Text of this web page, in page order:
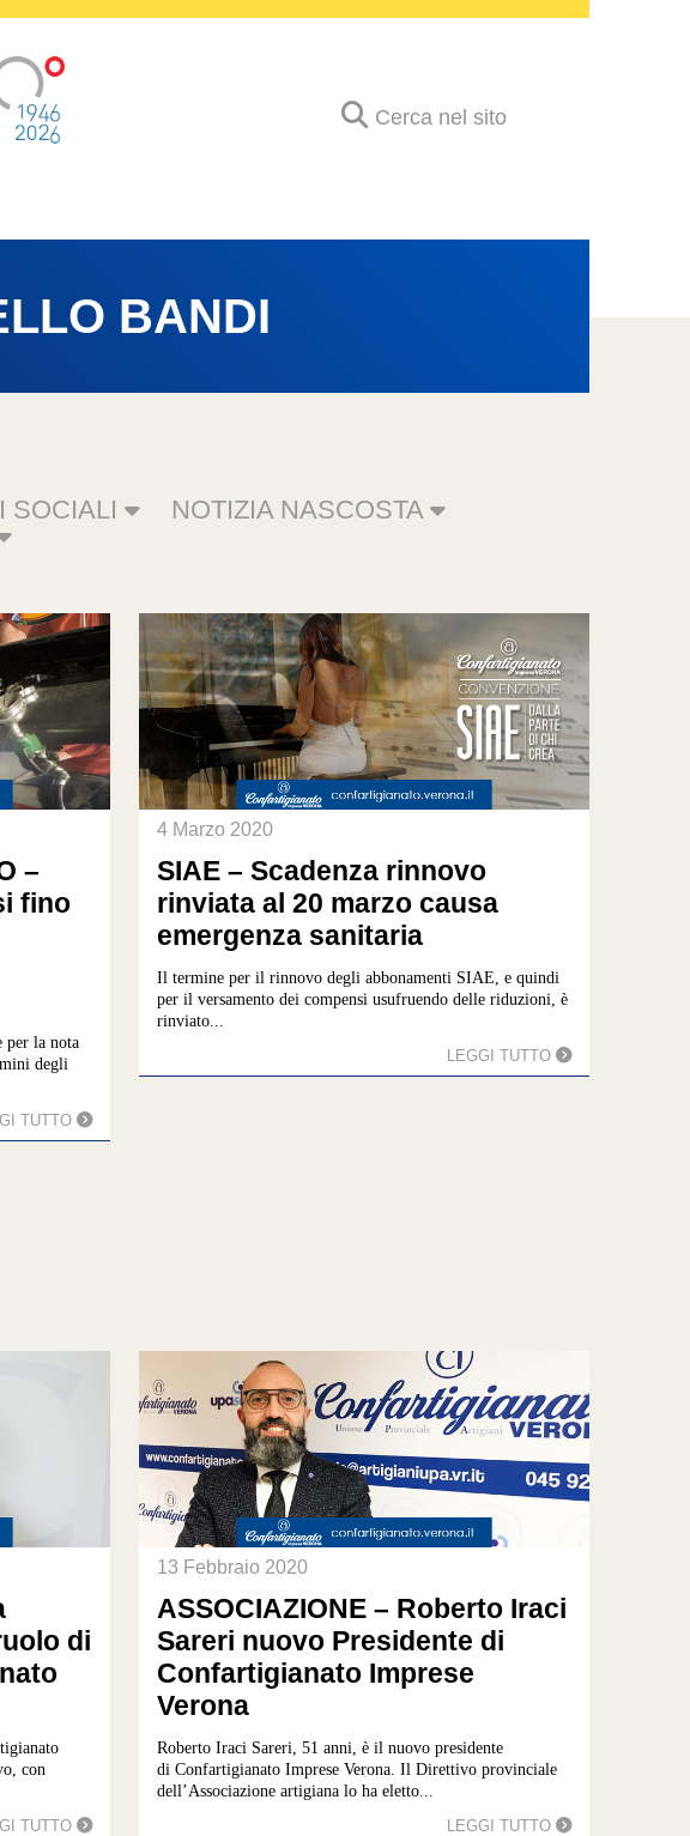
Cerca nel sito
BANDI
SOCIALI
NOTIZIA NASCOSTA
–
fino
per la nota
degli
TUTTO
4 Marzo 2020
SIAE – Scadenza rinnovo
rinviata al 20 marzo causa
emergenza sanitaria
Il termine per il rinnovo degli abbonamenti SIAE, e quindi
per il versamento dei compensi usufruendo delle riduzioni, è
rinviato...
LEGGI TUTTO
di
con
TUTTO
13 Febbraio 2020
ASSOCIAZIONE – Roberto Iraci
Sareri nuovo Presidente di
Confartigianato Imprese
Verona
Roberto Iraci Sareri, 51 anni, è il nuovo presidente
di Confartigianato Imprese Verona. Il Direttivo provinciale
dell’Associazione artigiana lo ha eletto...
LEGGI TUTTO